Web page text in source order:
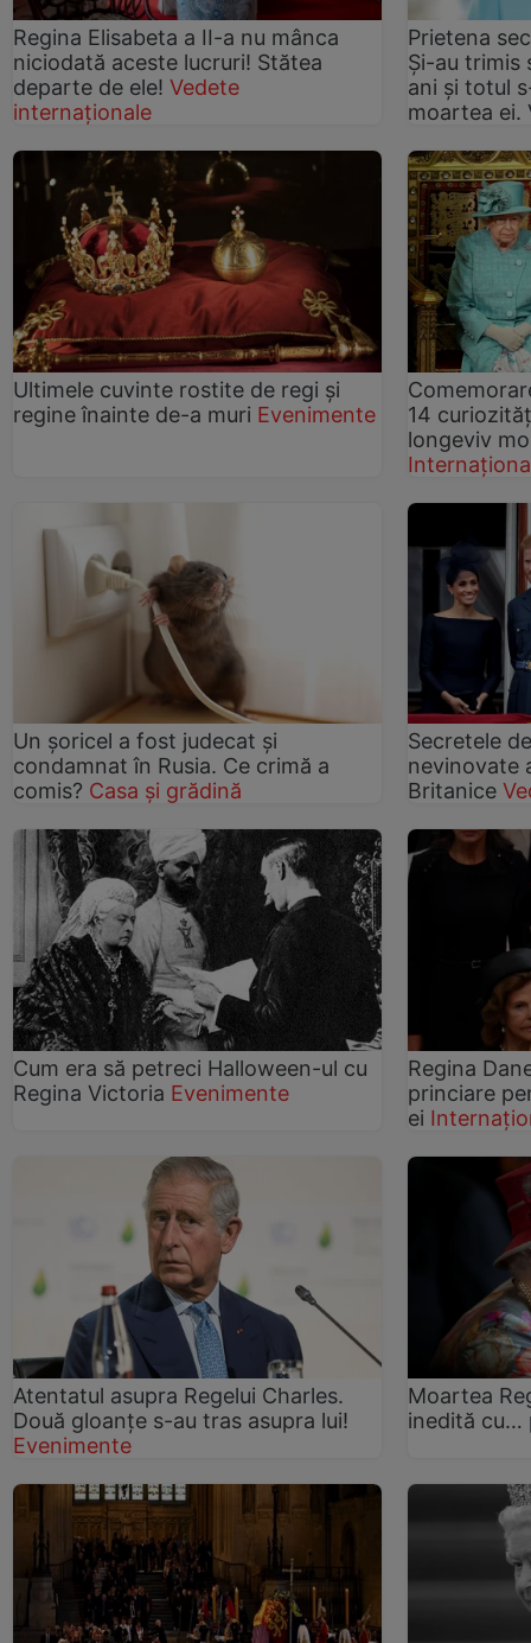
Regina Elisabeta a II-a nu mânca
niciodată aceste lucruri! Stătea
departe de ele! Vedete
internaționale
Prietena
Și-au trimis
ani și totul
moartea ei.
Ultimele cuvinte rostite de regi și
regine înainte de-a muri Evenimente
14
longeviv
Un șoricel a fost judecat și
condamnat în Rusia. Ce crimă a
comis? Casa și grădină
Secretele
nevinovate
Britanice
Cum era să petreci Halloween-ul cu
Regina Victoria Evenimente
Regina
princiare
ei
Atentatul asupra Regelui Charles.
Două gloanțe s-au tras asupra lui!
Evenimente
Moartea
inedită cu…